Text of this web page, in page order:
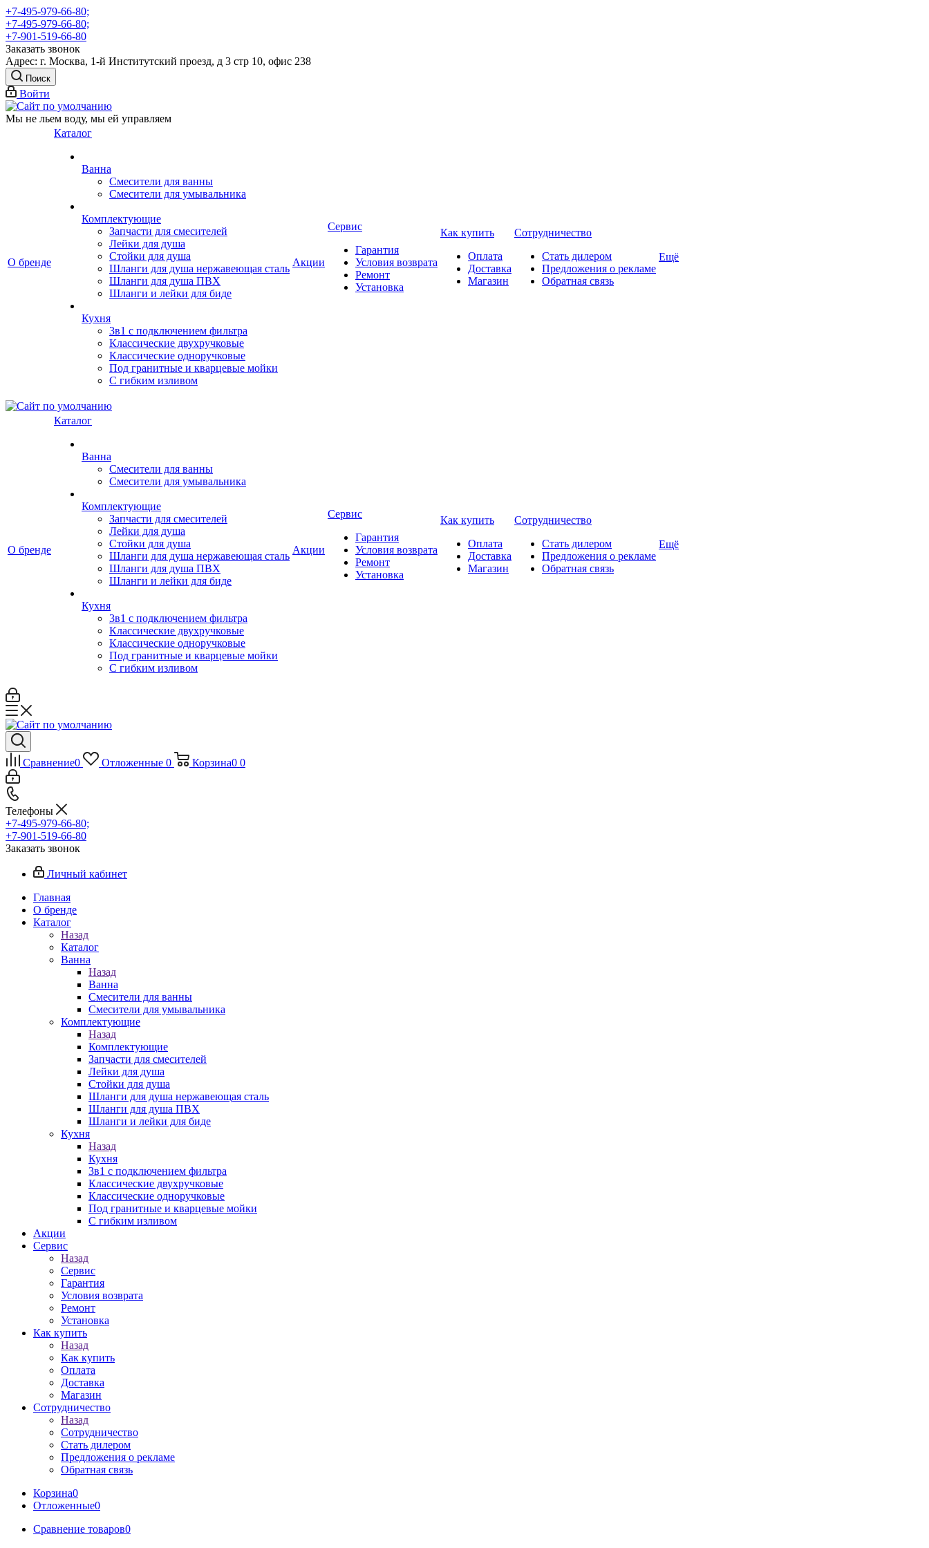
+7-495-979-66-80;
+7-495-979-66-80;
+7-901-519-66-80
Заказать звонок
Адрес: г. Москва, 1-й Институтский проезд, д 3 стр 10, офис 238
Поиск
Войти
Мы не льем воду, мы ей управляем
О бренде
Каталог
Ванна
Смесители для ванны
Смесители для умывальника
Комплектующие
Запчасти для смесителей
Лейки для душа
Стойки для душа
Шланги для душа нержавеющая сталь
Шланги для душа ПВХ
Шланги и лейки для биде
Кухня
3в1 с подключением фильтра
Классические двухручковые
Классические одноручковые
Под гранитные и кварцевые мойки
С гибким изливом
Акции
Сервис
Гарантия
Условия возврата
Ремонт
Установка
Как купить
Оплата
Доставка
Магазин
Сотрудничество
Стать дилером
Предложения о рекламе
Обратная связь
Ещё
О бренде
Каталог
Ванна
Смесители для ванны
Смесители для умывальника
Комплектующие
Запчасти для смесителей
Лейки для душа
Стойки для душа
Шланги для душа нержавеющая сталь
Шланги для душа ПВХ
Шланги и лейки для биде
Кухня
3в1 с подключением фильтра
Классические двухручковые
Классические одноручковые
Под гранитные и кварцевые мойки
С гибким изливом
Акции
Сервис
Гарантия
Условия возврата
Ремонт
Установка
Как купить
Оплата
Доставка
Магазин
Сотрудничество
Стать дилером
Предложения о рекламе
Обратная связь
Ещё
Сравнение0 Отложенные 0 Корзина0 0
Телефоны
+7-495-979-66-80;
+7-901-519-66-80
Заказать звонок
Личный кабинет
Главная
О бренде
Каталог
Назад
Каталог
Ванна
Назад
Ванна
Смесители для ванны
Смесители для умывальника
Комплектующие
Назад
Комплектующие
Запчасти для смесителей
Лейки для душа
Стойки для душа
Шланги для душа нержавеющая сталь
Шланги для душа ПВХ
Шланги и лейки для биде
Кухня
Назад
Кухня
3в1 с подключением фильтра
Классические двухручковые
Классические одноручковые
Под гранитные и кварцевые мойки
С гибким изливом
Акции
Сервис
Назад
Сервис
Гарантия
Условия возврата
Ремонт
Установка
Как купить
Назад
Как купить
Оплата
Доставка
Магазин
Сотрудничество
Назад
Сотрудничество
Стать дилером
Предложения о рекламе
Обратная связь
Корзина0
Отложенные0
Сравнение товаров0